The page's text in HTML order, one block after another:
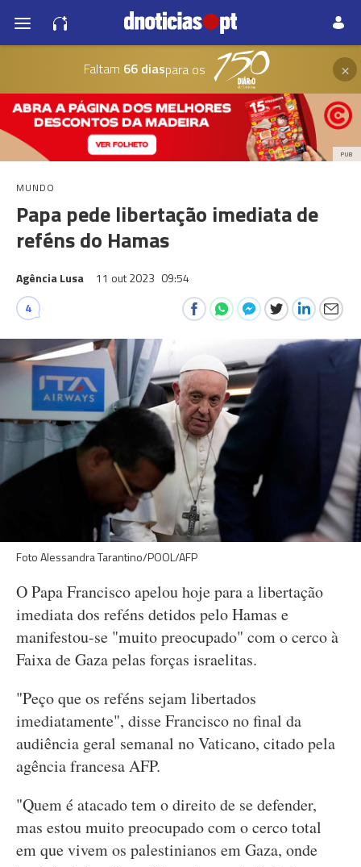
Faltam 66 diaspara os ×
PUB
MUNDO
Papa pede libertação imediata de
reféns do Hamas
Agência Lusa 11 out 2023 09:54
4
Foto Alessandra Tarantino/POOL/AFP
O Papa Francisco apelou hoje para a libertação
imediata dos reféns detidos pelo Hamas e
manifestou-se "muito preocupado" com o cerco à
Faixa de Gaza pelas forças israelitas.
"Peço que os reféns sejam libertados
imediatamente", disse Francisco no final da
audiência geral semanal no Vaticano, citado pela
agência francesa AFP.
"Quem é atacado tem o direito de se defender,
mas estou muito preocupado com o cerco total
em que vivem os palestinianos em Gaza, onde